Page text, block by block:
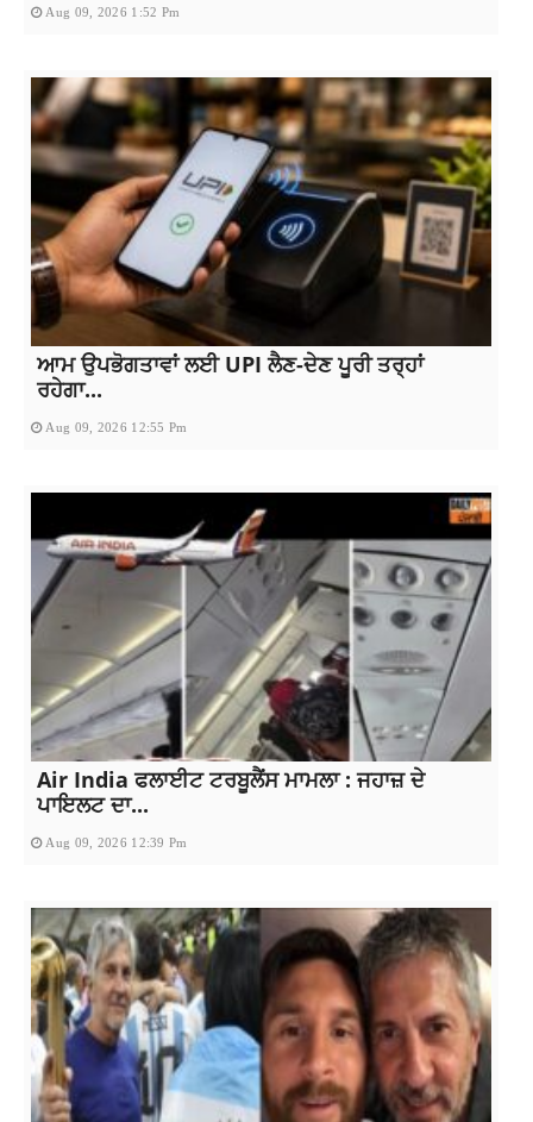
Aug 09, 2026 1:52 Pm
ਆਮ ਉਪਭੋਗਤਾਵਾਂ ਲਈ UPI ਲੈਣ-ਦੇਣ ਪੂਰੀ ਤਰ੍ਹਾਂ
ਰਹੇਗਾ...
Aug 09, 2026 12:55 Pm
Air India ਫਲਾਈਟ ਟਰਬੂਲੈਂਸ ਮਾਮਲਾ : ਜਹਾਜ਼ ਦੇ
ਪਾਇਲਟ ਦਾ...
Aug 09, 2026 12:39 Pm